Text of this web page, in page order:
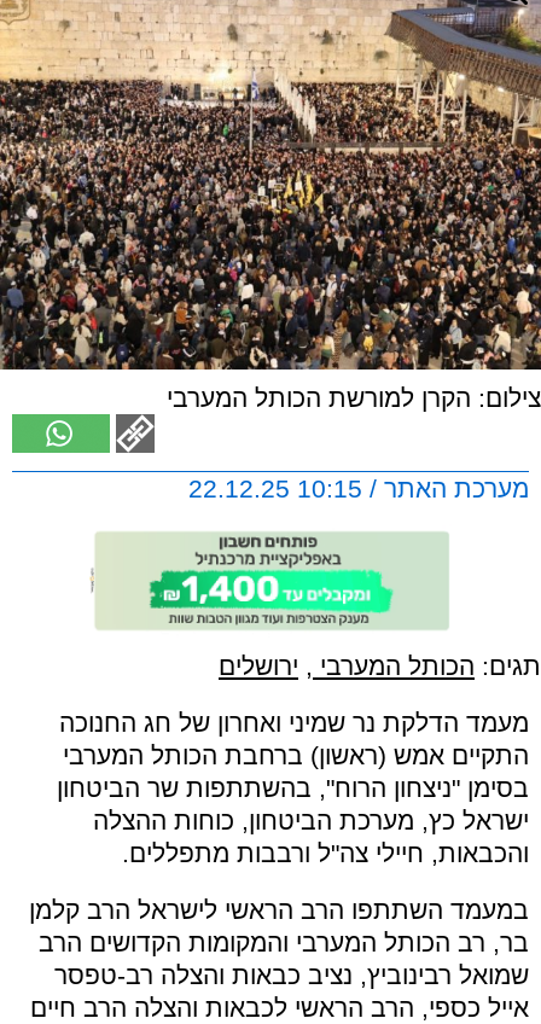
צילום: הקרן למורשת הכותל המערבי
מערכת האתר / 10:15 22.12.25
תגים: הכותל המערבי , ירושלים
מעמד הדלקת נר שמיני ואחרון של חג החנוכה
התקיים אמש (ראשון) ברחבת הכותל המערבי
בסימן "ניצחון הרוח", בהשתתפות שר הביטחון
ישראל כץ, מערכת הביטחון, כוחות ההצלה
והכבאות, חיילי צה"ל ורבבות מתפללים.
במעמד השתתפו הרב הראשי לישראל הרב קלמן
בר, רב הכותל המערבי והמקומות הקדושים הרב
שמואל רבינוביץ, נציב כבאות והצלה רב-טפסר
אייל כספי, הרב הראשי לכבאות והצלה הרב חיים